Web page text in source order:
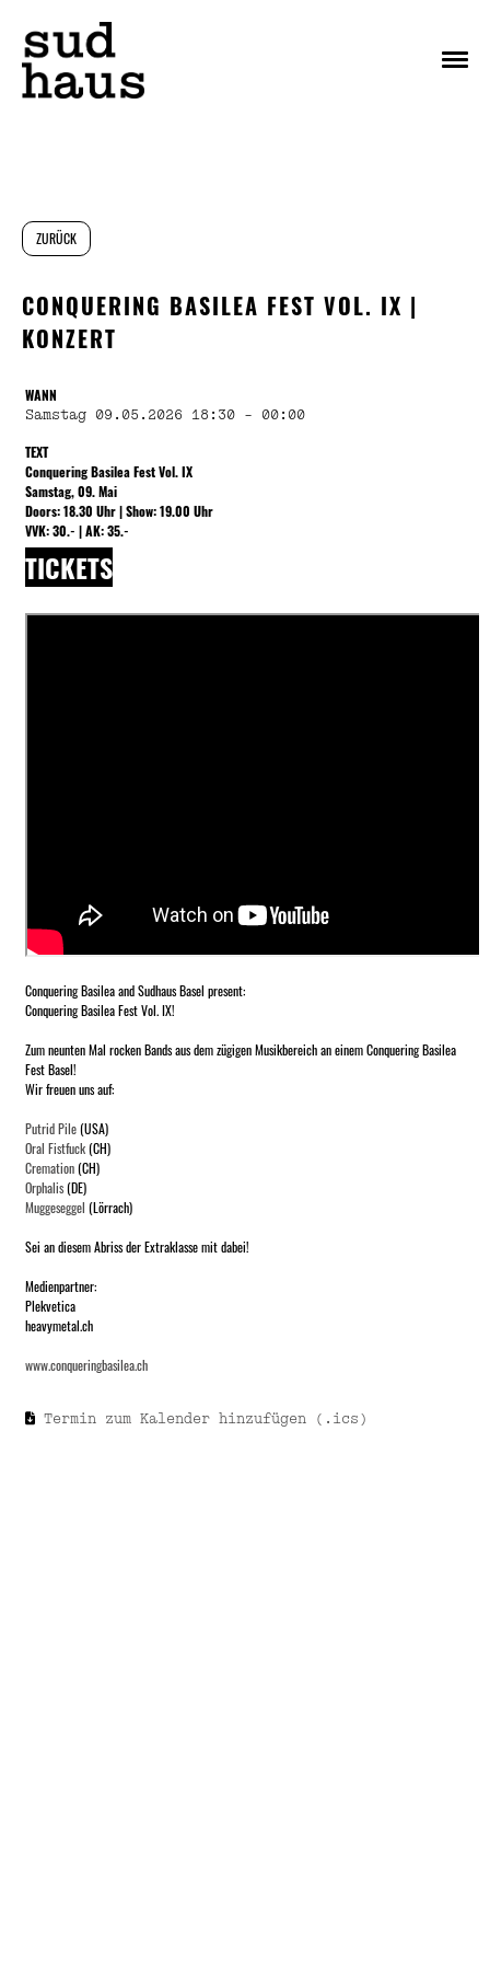
ZURÜCK
CONQUERING BASILEA FEST VOL. IX |
KONZERT
WANN
Samstag 09.05.2026 18:30 - 00:00
TEXT
Conquering Basilea Fest Vol. IX
Samstag, 09. Mai
Doors: 18.30 Uhr | Show: 19.00 Uhr
VVK: 30.- | AK: 35.-
TICKETS
Conquering Basilea and Sudhaus Basel present:
Conquering Basilea Fest Vol. IX!
Zum neunten Mal rocken Bands aus dem zügigen Musikbereich an einem Conquering Basilea
Fest Basel!
Wir freuen uns auf:
Putrid Pile(USA)
Oral Fistfuck(CH)
Cremation(CH)
Orphalis(DE)
Muggeseggel (Lörrach)
Sei an diesem Abriss der Extraklasse mit dabei!
Medienpartner:
Plekvetica
heavymetal.ch
www.conqueringbasilea.ch
Termin zum Kalender hinzufügen (.ics)